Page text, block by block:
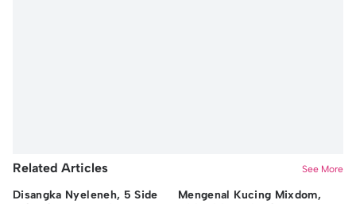
Related Articles See More
Disangka Nyeleneh, 5 Side
Mengenal Kucing Mixdom,